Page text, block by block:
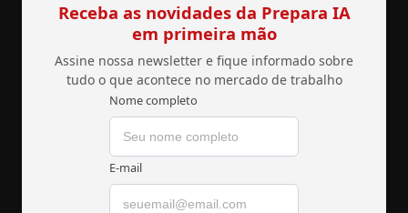
Receba as novidades da Prepara IA
em primeira mão
Assine nossa newsletter e fique informado sobre
tudo o que acontece no mercado de trabalho
Nome completo
E-mail